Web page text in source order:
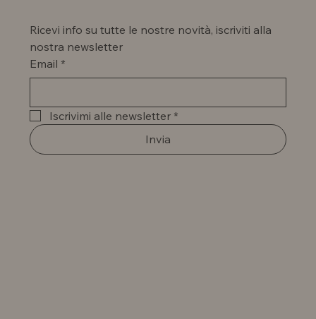
Ricevi info su tutte le nostre novità, iscriviti alla
nostra newsletter
Email *
Iscrivimi alle newsletter *
Invia